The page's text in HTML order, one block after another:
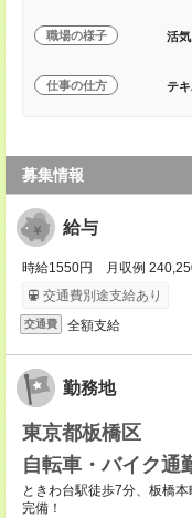
職場の様子 活気
仕事の仕方 テ
募集情報
給与
時給1550円 月収例
交通費別途支給あり
交通費 全額支給
勤務地
東京都板橋区
自転車・バイク通
ときわ台駅徒歩7分、板橋
完備！